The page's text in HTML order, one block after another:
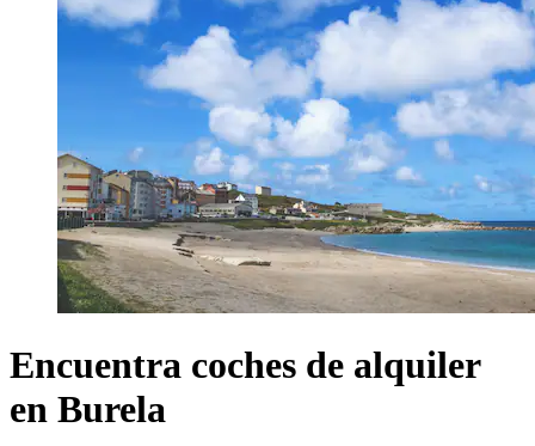
Encuentra coches de alquiler
en Burela